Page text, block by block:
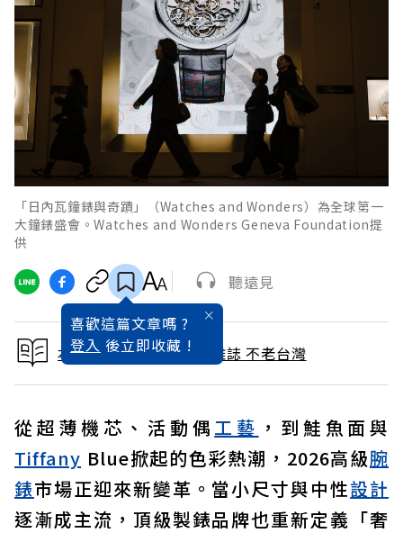
「日內瓦鐘錶與奇蹟」（Watches and Wonders）為全球第一
大鐘錶盛會。Watches and Wonders Geneva Foundation提
供
喜歡這篇文章嗎 ?
登入 後立即收藏 !
聽遠見
本文出自 2026 / 6月號雜誌 不老台灣
從超薄機芯、活動偶 工藝 ，到鮭魚面與
Tiffany Blue掀起的色彩熱潮，2026高級腕
錶市場正迎來新變革。當小尺寸與中性設計
逐漸成主流，頂級製錶品牌也重新定義「奢